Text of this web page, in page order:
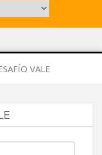
VALE